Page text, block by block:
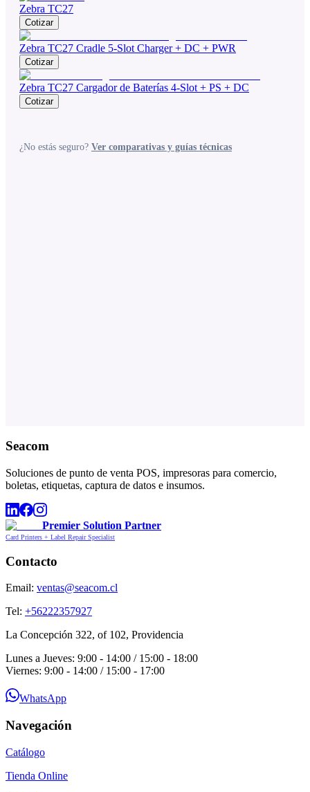
Zebra TC27
Cotizar
Zebra TC27 Cradle 5-Slot Charger + DC + PWR
Cotizar
Zebra TC27 Cargador de Baterías 4-Slot + PS + DC
Cotizar
¿No estás seguro? Ver comparativas y guías técnicas
Seacom
Soluciones de punto de venta POS, impresoras para comercio,
boletas, etiquetas, captura de datos e insumos.
Premier Solution Partner
Card Printers + Label Repair Specialist
Contacto
Email: ventas@seacom.cl
Tel: +56222357927
La Concepción 322, of 102, Providencia
Lunes a Jueves: 9:00 - 14:00 / 15:00 - 18:00
Viernes: 9:00 - 14:00 / 15:00 - 17:00
WhatsApp
Navegación
Catálogo
Tienda Online